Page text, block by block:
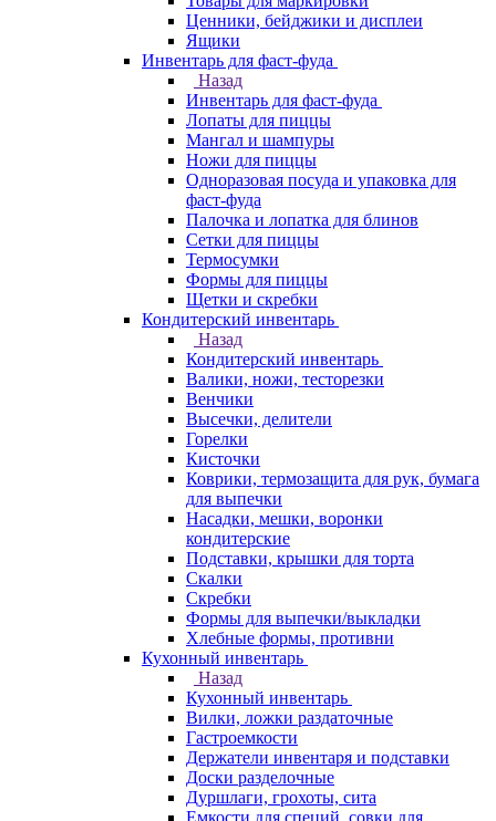
Ценники, бейджики и дисплеи
Ящики
Инвентарь для фаст-фуда
Назад
Инвентарь для фаст-фуда
Лопаты для пиццы
Мангал и шампуры
Ножи для пиццы
Одноразовая посуда и упаковка для
фаст-фуда
Палочка и лопатка для блинов
Сетки для пиццы
Термосумки
Формы для пиццы
Щетки и скребки
Кондитерский инвентарь
Назад
Кондитерский инвентарь
Валики, ножи, тесторезки
Венчики
Высечки, делители
Горелки
Кисточки
Коврики, термозащита для рук, бумага
для выпечки
Насадки, мешки, воронки
кондитерские
Подставки, крышки для торта
Скалки
Скребки
Формы для выпечки/выкладки
Хлебные формы, противни
Кухонный инвентарь
Назад
Кухонный инвентарь
Вилки, ложки раздаточные
Гастроемкости
Держатели инвентаря и подставки
Доски разделочные
Дуршлаги, грохоты, сита
Емкости для специй, совки для